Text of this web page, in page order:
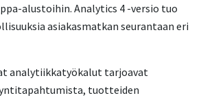
alustoihin. Analytics 4 -versio tuo
asiakasmatkan seurantaan eri
analytiikkatyökalut tarjoavat
tuotteiden